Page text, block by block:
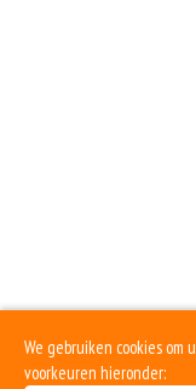
We gebruiken cookies
voorkeuren hieronder: